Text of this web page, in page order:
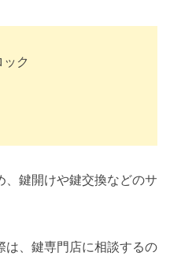
ク
鍵開けや鍵交換などのサ
は、鍵専門店に相談するの